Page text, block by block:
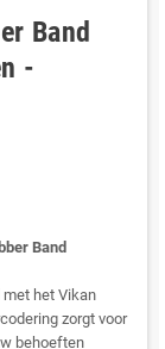
Band
-
Band
het Vikan
zorgt voor
behoeften